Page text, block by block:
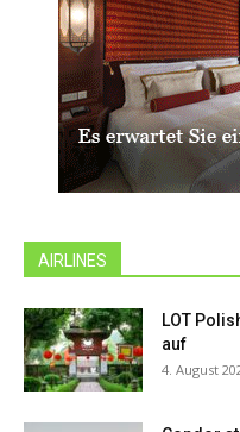
AIRLINES
LOT
auf
4. August